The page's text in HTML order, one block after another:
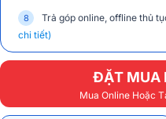
Trả góp online, offline thủ
chi tiết)
ĐẶT MUA
Mua Online Hoặc